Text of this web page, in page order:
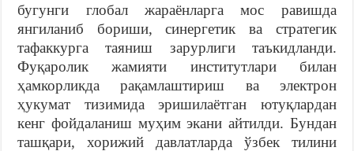
бугунги глобал жараёнларга мос равишда
янгиланиб бориши, синергетик ва стратегик
тафаккурга таяниш зарурлиги таъкидланди.
Фуқаролик жамияти институтлари билан
ҳамкорликда рақамлаштириш ва электрон
ҳукумат тизимида эришилаётган ютуқлардан
кенг фойдаланиш муҳим экани айтилди. Бундан
ташқари, хорижий давлатларда ўзбек тилини